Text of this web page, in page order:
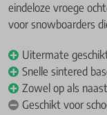
eindeloze vroege
voor snowboarders
Uitermate
Snelle sintered
Zowel op als
Geschikt voor